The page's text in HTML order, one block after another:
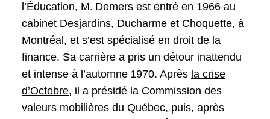
l’Éducation, M. Demers est entré en 1966 au
cabinet Desjardins, Ducharme et Choquette, à
Montréal, et s’est spécialisé en droit de la
finance. Sa carrière a pris un détour inattendu
et intense à l’automne 1970. Après la crise
d’Octobre, il a présidé la Commission des
valeurs mobilières du Québec, puis, après